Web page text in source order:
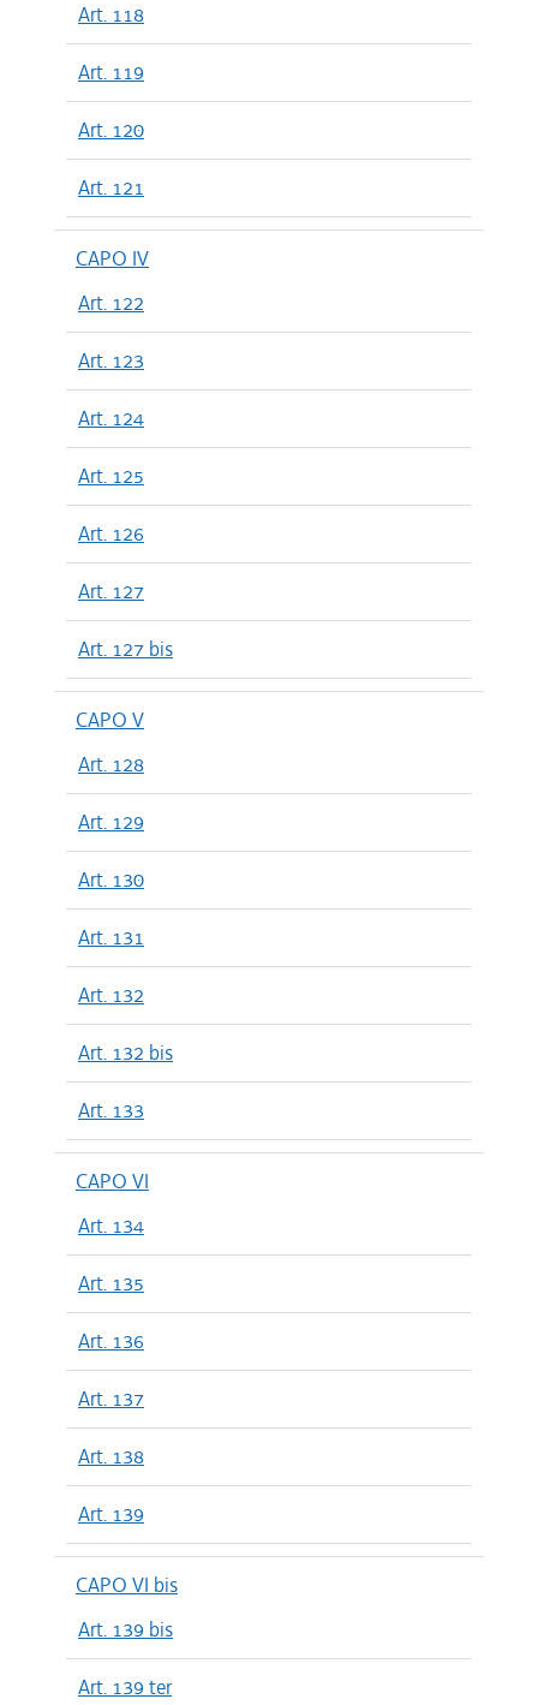
Art. 118
Art. 119
Art. 120
Art. 121
CAPO IV
Art. 122
Art. 123
Art. 124
Art. 125
Art. 126
Art. 127
Art. 127 bis
CAPO V
Art. 128
Art. 129
Art. 130
Art. 131
Art. 132
Art. 132 bis
Art. 133
CAPO VI
Art. 134
Art. 135
Art. 136
Art. 137
Art. 138
Art. 139
CAPO VI bis
Art. 139 bis
Art. 139 ter